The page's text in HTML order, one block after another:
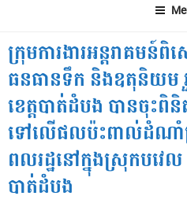
ក្រុមការងារអន្តរាគម
ធនធានទឹក និងឧតុនិយម
ខេត្តបាត់ដំបង បានចុះពិនិ
ទៅលើផលប៉ះពាល់ដំណាំស្
ពលរដ្ឋនៅក្នុងស្រុកបវេ
បាត់ដំបង